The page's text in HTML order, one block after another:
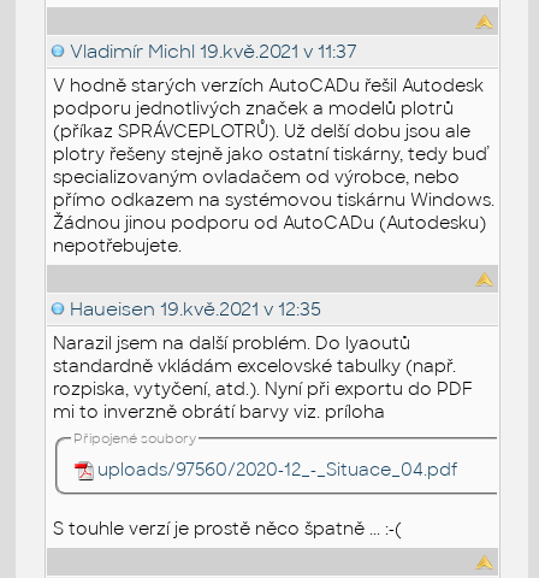
Vladimír Michl 19.kvě.2021 v 11:37
V hodně starých verzích AutoCADu řešil Autodesk
podporu jednotlivých značek a modelů plotrů
(příkaz SPRÁVCEPLOTRŮ). Už delší dobu jsou ale
plotry řešeny stejně jako ostatní tiskárny, tedy buď
specializovaným ovladačem od výrobce, nebo
přímo odkazem na systémovou tiskárnu Windows.
Žádnou jinou podporu od AutoCADu (Autodesku)
nepotřebujete.
Haueisen 19.kvě.2021 v 12:35
Narazil jsem na další problém. Do lyaoutů
standardně vkládám excelovské tabulky (např.
rozpiska, vytyčení, atd.). Nyní při exportu do PDF
mi to inverzně obrátí barvy viz. príloha
Připojené soubory
uploads/97560/2020-12_-_Situace_04.pdf
S touhle verzí je prostě něco špatně ... :-(